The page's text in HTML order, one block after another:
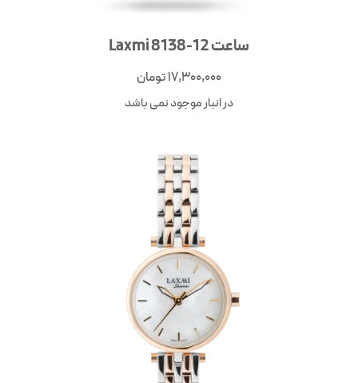
ساعت Laxmi 8138-12
17,300,000تومان
در انبار موجود نمی باشد